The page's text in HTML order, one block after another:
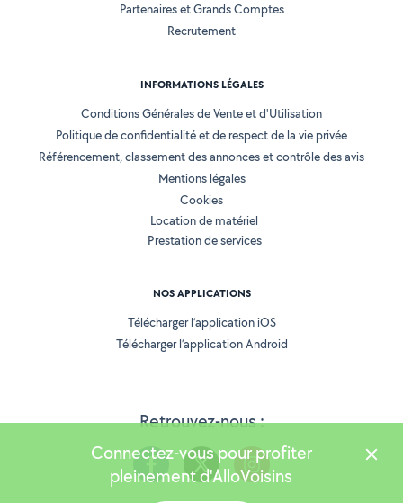
Retrouvez-nous :
Partenaires et Grands Comptes
Recrutement
INFORMATIONS LÉGALES
Conditions Générales de Vente et d'Utilisation
Politique de confidentialité et de respect de la vie privée
Référencement, classement des annonces et contrôle des avis
Mentions légales
Cookies
Location de matériel
Prestation de services
NOS APPLICATIONS
Télécharger l’application iOS
Télécharger l’application Android
Connectez-vous pour profiter
pleinement d'AlloVoisins